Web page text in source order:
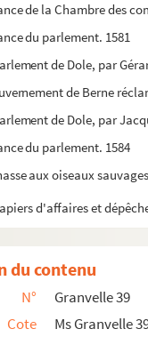
de la Chambre des
du parlement. 1581
de Dole, par
de Berne
de Dole, par
du parlement. 1584
aux oiseaux
d'affaires et
du contenu
N°
Granvelle 39
Cote
Ms Granvelle